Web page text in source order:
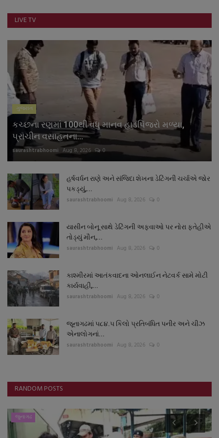
નાણાંકીય સમાચાર
સ્થાનિક સમાચાર
સ્પોર્ટ્સ
રાશિફળ
ગુનાખોરી
બોલિવૂડ
સ્વાસ્થ્ય
LIVE TV
ગુજરાત
કચ્છના રણમાં 100થી વધુ માનવ હાડપિંજરો મળ્યા,
પ્રાચીન વસાહતના...
saurashtrabhoomi Aug 8, 2026 0
હર્ષવર્ધન રાણે અને સંજિદા શેખના ડેટિંગની ચર્ચાએ જોર
પકડ્યું,...
saurashtrabhoomi Aug 8, 2026 0
યાસીન બોનૂ સાથે ડેટિંગની અફવાઓ પર નોરા ફતેહીએ
તોડ્યું મૌન,...
saurashtrabhoomi Aug 8, 2026 0
કાશ્મીરમાં આતંકવાદના ઓનલાઈન નેટવર્ક સામે મોટી
કાર્યવાહી,...
saurashtrabhoomi Aug 8, 2026 0
જૂનાગઢમાં ૫૮૪.૫ કિલો પ્રતિબંધિત પનીર અને ચીઝ
એનાલોગનાં...
saurashtrabhoomi Aug 8, 2026 0
RANDOM POSTS
જુનાગઢ